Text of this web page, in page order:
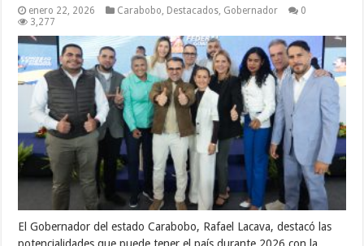
enero 22, 2026 Carabobo, Destacados, Gobernador
0
3,277
El Gobernador del estado Carabobo, Rafael Lacava, destacó las